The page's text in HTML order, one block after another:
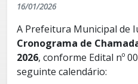
16/01/2026
A Prefeitura Municipal de
Cronograma de
2026, conforme Edital nº
seguinte calendário: